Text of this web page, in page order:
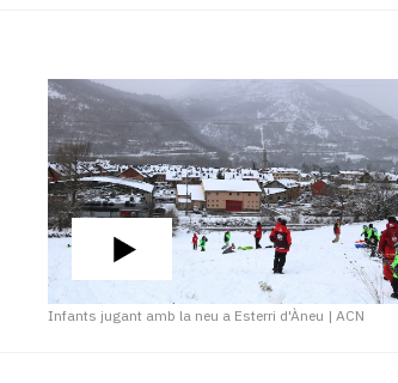
Infants jugant amb la neu a Esterri d'Àneu | ACN